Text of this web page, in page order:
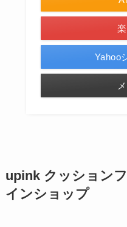
Yahoo
upink クッション
インショップ